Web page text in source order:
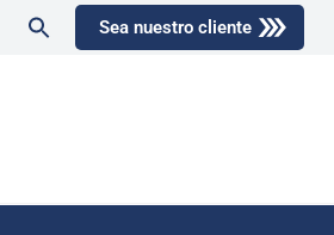
Sea nuestro cliente
Buscar:
Botón de búsqueda